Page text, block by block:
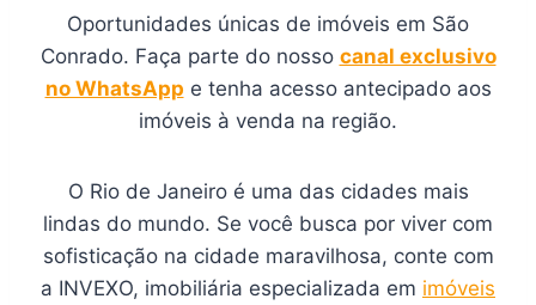
Oportunidades únicas de imóveis em São
Conrado. Faça parte do nosso canal exclusivo
no WhatsApp e tenha acesso antecipado aos
imóveis à venda na região.
O Rio de Janeiro é uma das cidades mais
lindas do mundo. Se você busca por viver com
sofisticação na cidade maravilhosa, conte com
a INVEXO, imobiliária especializada em imóveis